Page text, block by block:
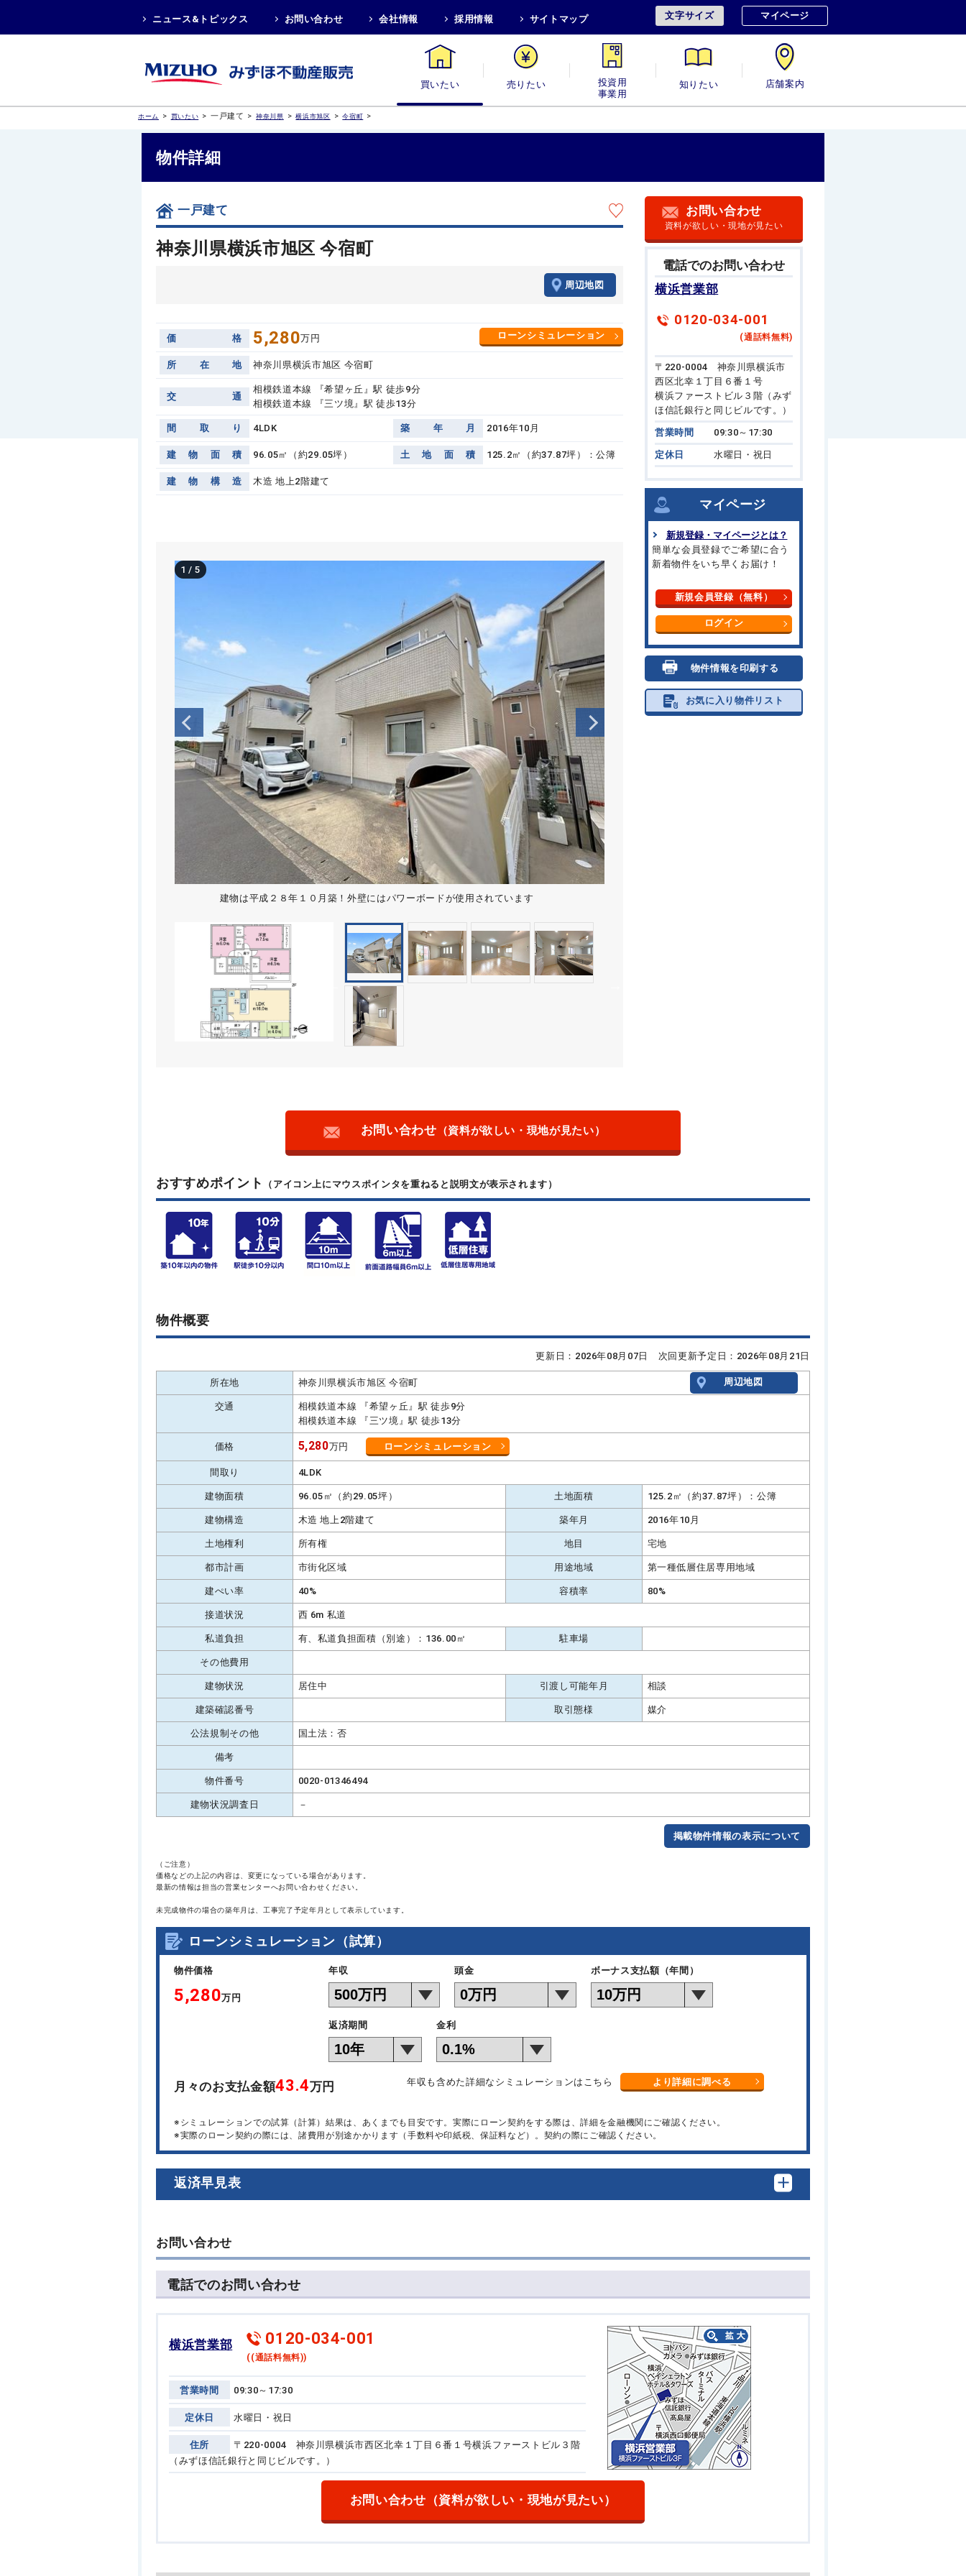
ニュース&トピックス お問い合わせ 会社情報 採用情報 サイトマップ 文字サイズ マイページ
買いたい 売りたい 投資用・事業用 知りたい 店舗案内
ホーム > 買いたい > 一戸建て > 神奈川県 > 横浜市旭区 > 今宿町 >
物件詳細
一戸建て
神奈川県横浜市旭区 今宿町
周辺地図
価 格 5,280万円 ローンシミュレーション
所 在 地 神奈川県横浜市旭区 今宿町
交 通
相模鉄道本線 『希望ヶ丘』駅 徒歩9分
相模鉄道本線 『三ツ境』駅 徒歩13分
間 取 り 4LDK 築 年 月 2016年10月
建 物 面 積 96.05㎡（約29.05坪） 土 地 面 積 125.2㎡（約37.87坪）：公簿
建 物 構 造 木造 地上2階建て
建物は平成２８年１０月築！外壁にはパワーボードが使用されています
1 /5
お問い合わせ
資料が欲しい・現地が見たい
電話でのお問い合わせ
横浜営業部
0120-034-001
(通話料無料)
〒220-0004 神奈川県横浜市
西区北幸１丁目６番１号
横浜ファーストビル３階（みず
ほ信託銀行と同じビルです。）
営業時間 09:30～17:30
定休日 水曜日・祝日
マイページ
新規登録・マイページとは？
簡単な会員登録でご希望に合う
新着物件をいち早くお届け！
新規会員登録（無料）
ログイン
物件情報を印刷する
お気に入り物件リスト
お問い合わせ （資料が欲しい・現地が見たい）
おすすめポイント （アイコン上にマウスポインタを重ねると説明文が表示されます）
物件概要
更新日：2026年08月07日 次回更新予定日：2026年08月21日
所在地 神奈川県横浜市旭区 今宿町 周辺地図
交通
相模鉄道本線 『希望ヶ丘』駅 徒歩9分
相模鉄道本線 『三ツ境』駅 徒歩13分
価格 5,280万円 ローンシミュレーション
間取り 4LDK
建物面積 96.05㎡（約29.05坪） 土地面積 125.2㎡（約37.87坪）：公簿
建物構造 木造 地上2階建て 築年月 2016年10月
土地権利 所有権 地目 宅地
都市計画 市街化区域 用途地域 第一種低層住居専用地域
建ぺい率 40% 容積率 80%
接道状況 西 6m 私道
私道負担 有、私道負担面積（別途）：136.00㎡ 駐車場
その他費用
建物状況 居住中 引渡し可能年月 相談
建築確認番号 取引態様 媒介
公法規制その他 国土法：否
備考
物件番号 0020-01346494
建物状況調査日 －
掲載物件情報の表示について
（ご注意）
価格などの上記の内容は、変更になっている場合があります。
最新の情報は担当の営業センターへお問い合わせください。
未完成物件の場合の築年月は、工事完了予定年月として表示しています。
ローンシミュレーション（試算）
物件価格
5,280万円
年収 頭金 ボーナス支払額（年間）
返済期間 金利
月々のお支払金額43.4万円 年収も含めた詳細なシミュレーションはこちら より詳細に調べる
※シミュレーションでの試算（計算）結果は、あくまでも目安です。実際にローン契約をする際は、詳細を金融機関にご確認ください。
※実際のローン契約の際には、諸費用が別途かかります（手数料や印紙税、保証料など）。契約の際にご確認ください。
返済早見表
お問い合わせ
電話でのお問い合わせ
横浜営業部 0120-034-001
((通話料無料))
営業時間 09:30～17:30
定休日 水曜日・祝日
住所 〒220-0004 神奈川県横浜市西区北幸１丁目６番１号横浜ファーストビル３階
（みずほ信託銀行と同じビルです。）
お問い合わせ （資料が欲しい・現地が見たい）